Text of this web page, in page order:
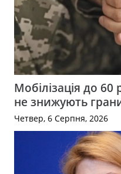
Мобілізація до 60
не знижують
Четвер, 6 Серпня, 2026